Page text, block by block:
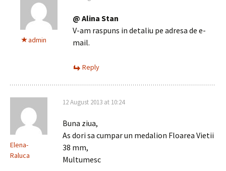
admin
@ Alina Stan
V-am raspuns in detaliu pe adresa de e-
mail.
Reply
Elena-
Raluca
12 August 2013 at 10:24
Buna ziua,
As dori sa cumpar un medalion Floarea Vietii
38 mm,
Multumesc